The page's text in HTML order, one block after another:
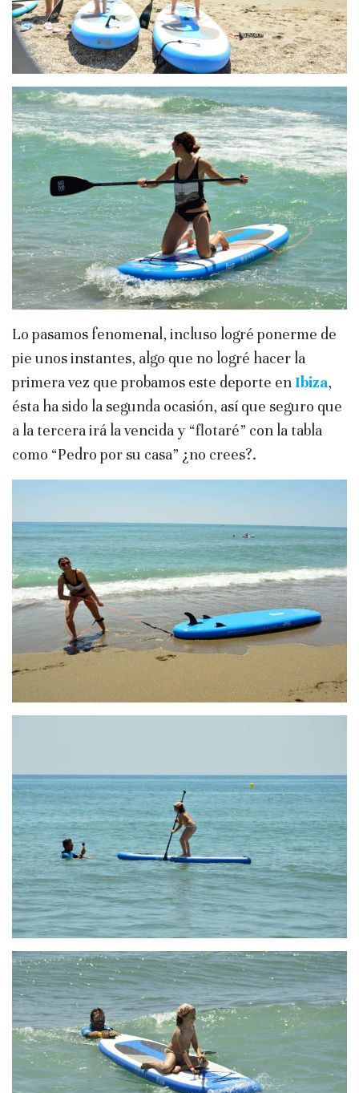
Lo pasamos fenomenal, incluso logré ponerme de
pie unos instantes, algo que no logré hacer la
primera vez que probamos este deporte en Ibiza,
ésta ha sido la segunda ocasión, así que seguro que
a la tercera irá la vencida y “flotaré” con la tabla
como “Pedro por su casa” ¿no crees?.